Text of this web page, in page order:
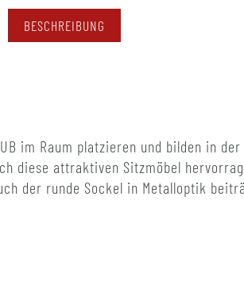
BESCHREIBUNG
im Raum platzieren und bilden in der
diese attraktiven Sitzmöbel
der runde Sockel in Metalloptik